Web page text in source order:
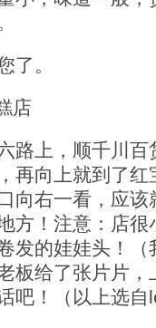
。
店
上，顺千川百
再向上就到了
向右一看，应
方！注意：店
发的娃娃头！
板给了张片片
吧！（以上选